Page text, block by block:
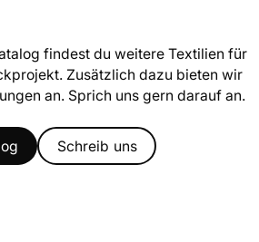
findest du weitere Textilien für
Zusätzlich dazu bieten wir
an. Sprich uns gern darauf an.
Schreib uns